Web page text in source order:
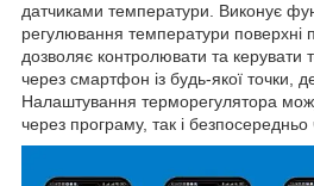
датчиками температури. Виконує
регулювання температури поверхні
дозволяє контролювати та керувати
через смартфон із будь-якої точки,
Налаштування терморегулятора
через програму, так і